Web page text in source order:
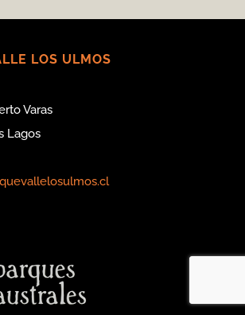
LOS ULMOS
Varas
Lagos